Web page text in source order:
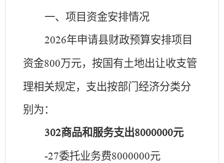
一、项目资金安排情况
2026年申请县财政预算安排项目
资金800万元， 按国有土地出让收支管
理相关规定，支出按部门经济分类分
别为：
302商品和服务支出8000000元
-27委托业务费8000000元